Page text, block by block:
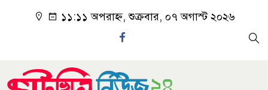
১১:১১ অপরাহ্ন, শুক্রবার, ০৭ অগাস্ট ২০২৬